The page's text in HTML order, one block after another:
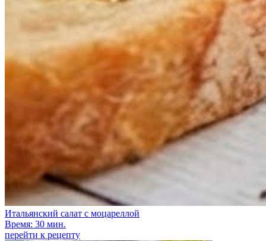
Итальянский салат с моцареллой
Время: 30 мин.
перейти к рецепту